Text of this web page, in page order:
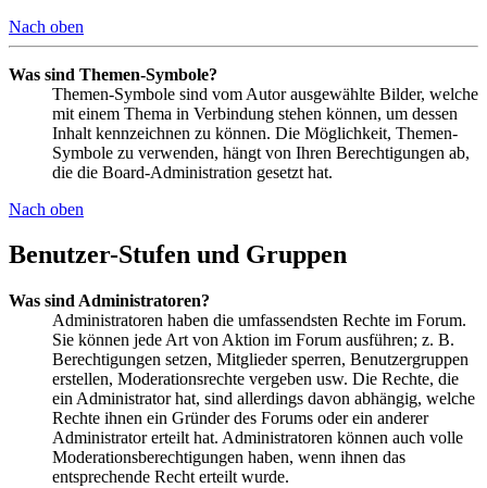
Nach oben
Was sind Themen-Symbole?
Themen-Symbole sind vom Autor ausgewählte Bilder, welche
mit einem Thema in Verbindung stehen können, um dessen
Inhalt kennzeichnen zu können. Die Möglichkeit, Themen-
Symbole zu verwenden, hängt von Ihren Berechtigungen ab,
die die Board-Administration gesetzt hat.
Nach oben
Benutzer-Stufen und Gruppen
Was sind Administratoren?
Administratoren haben die umfassendsten Rechte im Forum.
Sie können jede Art von Aktion im Forum ausführen; z. B.
Berechtigungen setzen, Mitglieder sperren, Benutzergruppen
erstellen, Moderationsrechte vergeben usw. Die Rechte, die
ein Administrator hat, sind allerdings davon abhängig, welche
Rechte ihnen ein Gründer des Forums oder ein anderer
Administrator erteilt hat. Administratoren können auch volle
Moderationsberechtigungen haben, wenn ihnen das
entsprechende Recht erteilt wurde.